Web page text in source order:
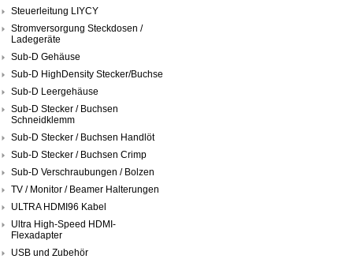
Steuerleitung LIYCY
Stromversorgung Steckdosen /
Ladegeräte
Sub-D Gehäuse
Sub-D HighDensity Stecker/Buchse
Sub-D Leergehäuse
Sub-D Stecker / Buchsen
Schneidklemm
Sub-D Stecker / Buchsen Handlöt
Sub-D Stecker / Buchsen Crimp
Sub-D Verschraubungen / Bolzen
TV / Monitor / Beamer Halterungen
ULTRA HDMI96 Kabel
Ultra High-Speed HDMI-
Flexadapter
USB und Zubehör